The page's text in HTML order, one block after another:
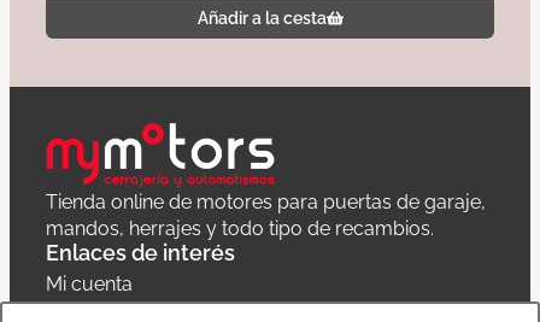
Añadir a la cesta
Tienda online de motores para puertas de garaje,
mandos, herrajes y todo tipo de recambios.
Enlaces de interés
Mi cuenta